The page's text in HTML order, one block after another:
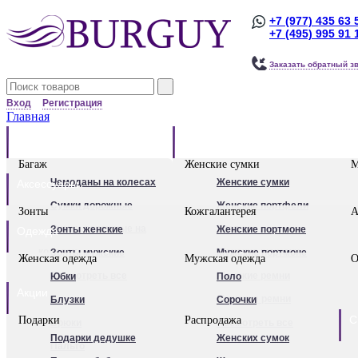
+7 (977) 435 63
+7 (495) 995 91
Заказать обратный
Вход Регистрация
Главная
Багаж
Чемоданы на колесах
Сумки дорожные
Сумки дорожные на
колесах.
Сумки - тележки
хозяйственные
Бьюти - кейсы
Кейс-пилоты
Женские сумки
Женские сумки
Женские портфели
Клатчи
Женские рюкзаки
Посмотреть все
Аксессуары
Зонты
Зонты женские
Зонты мужские
Посмотреть все
Кожгалантерея
Женские портмоне
Мужские портмоне
Женские ремни
Мужские ремни
Обложки для
автодокументов
Одежда
Женская одежда
Юбки
Блузки
Брюки
Пальто
Мужская одежда
Поло
Сорочки
Посмотреть все
Подарки
Подарки дедушке
Распродажа
Женских сумок